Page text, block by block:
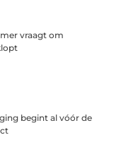
vraagt om
begint al vóór de